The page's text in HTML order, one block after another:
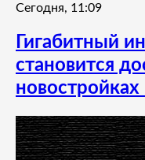
Сегодня, 11:09
Гигабитный
становится
новостройках